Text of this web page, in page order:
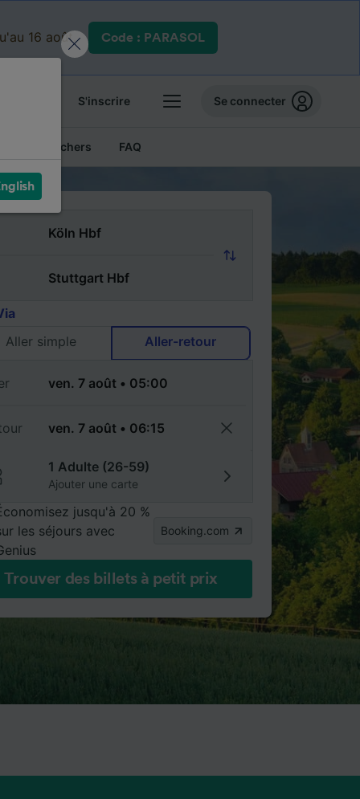
16 août. Code : PARASOL
S'inscrire Se connecter
Billets pas chers FAQ
Aller simple
Aller-retour
1 Adulte (26-59)
Ajouter une carte
jusqu'à 20 %
les séjours avec
Booking.com
Trouver des billets à petit prix